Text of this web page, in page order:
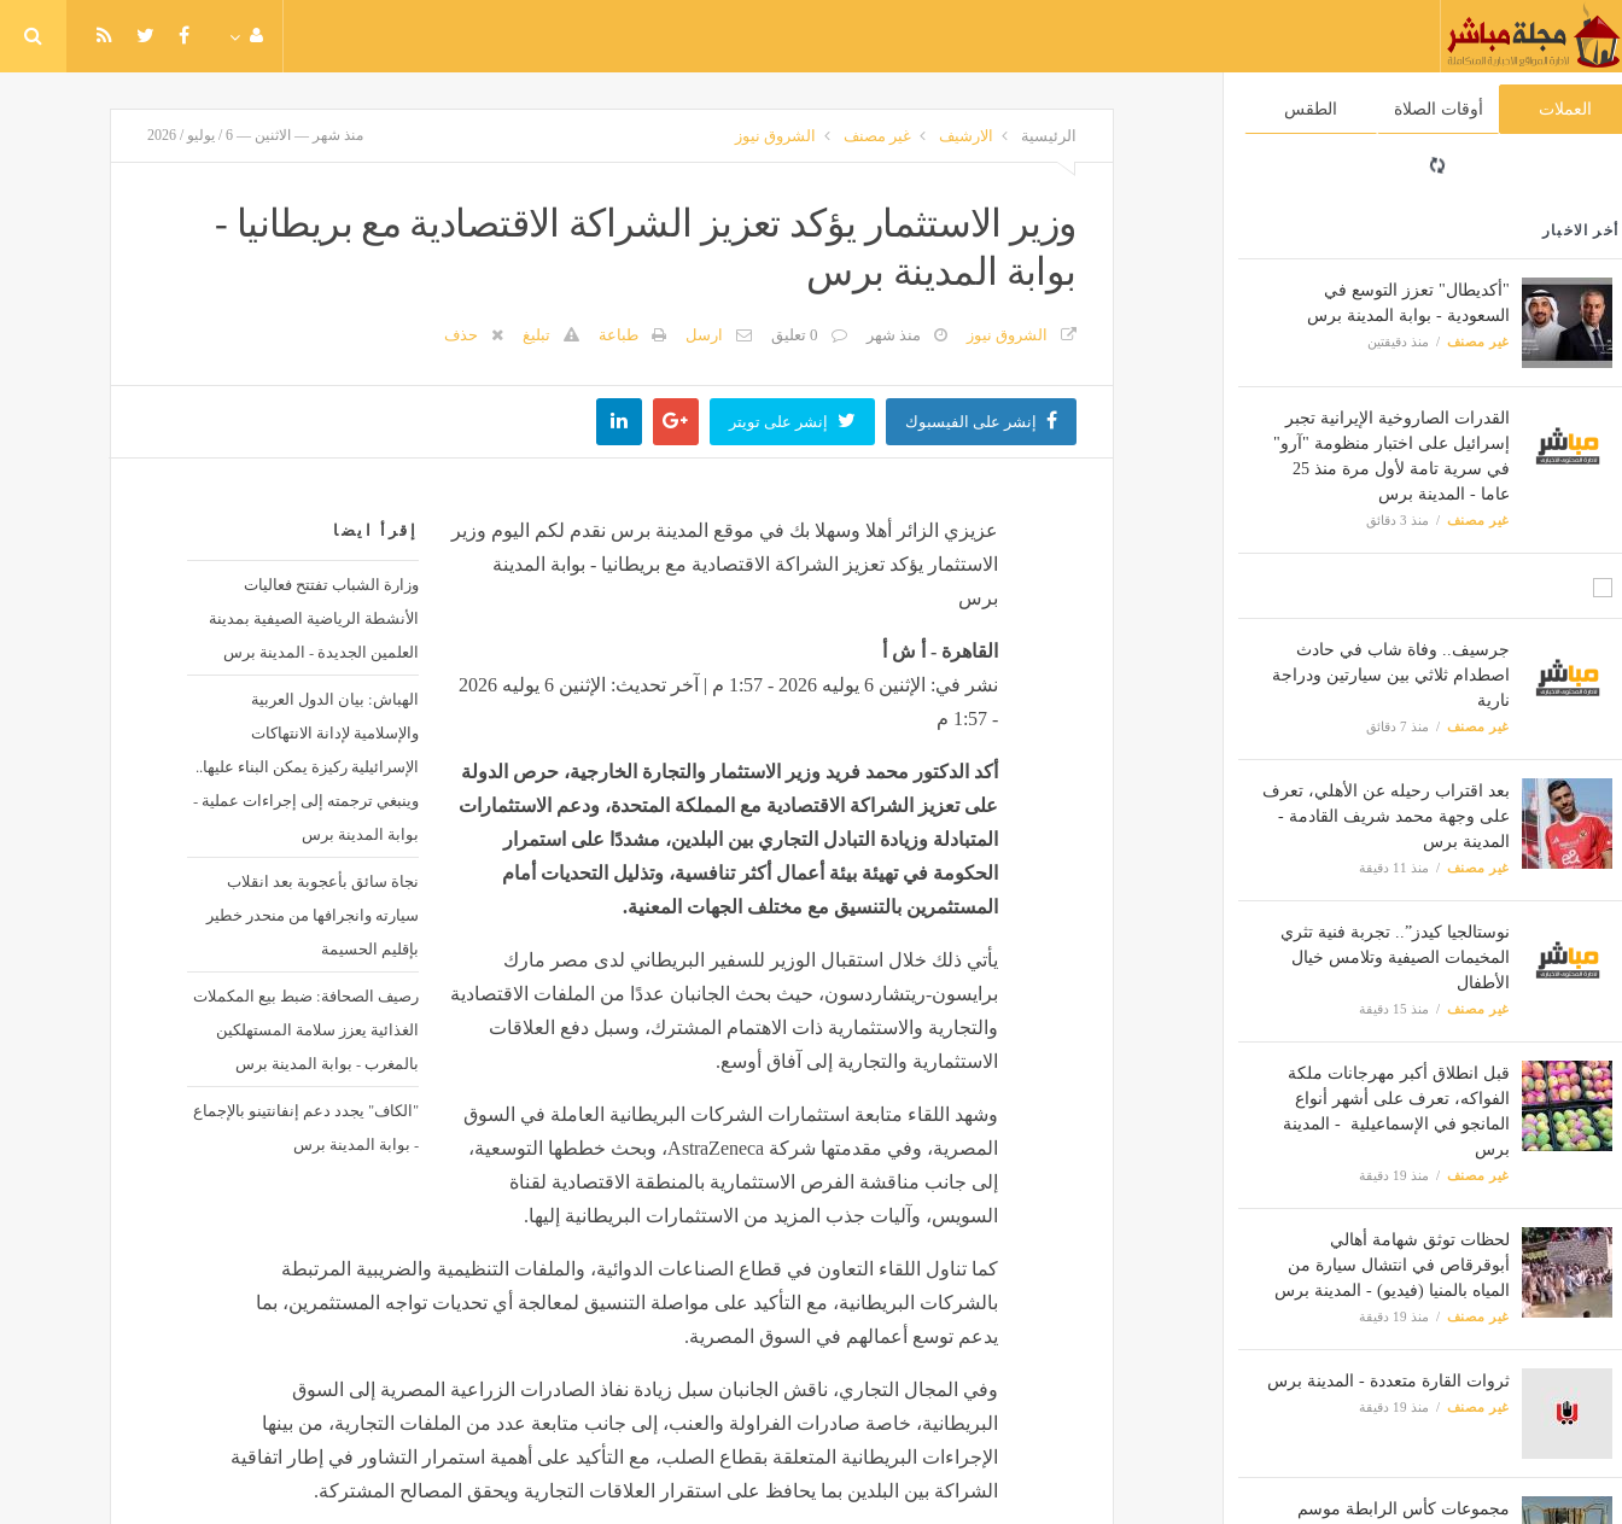
العملات أوقات الصلاة الطقس
أخر الاخبار
"أكديطال" تعزز التوسع في
السعودية - بوابة المدينة برس
غير مصنف منذ دقيقتين
القدرات الصاروخية الإيرانية تجبر
إسرائيل على اختبار منظومة "آرو"
في سرية تامة لأول مرة منذ 25
عاما - المدينة برس
غير مصنف منذ 3 دقائق
جرسيف.. وفاة شاب في حادث
اصطدام ثلاثي بين سيارتين ودراجة
نارية
غير مصنف منذ 7 دقائق
بعد اقتراب رحيله عن الأهلي، تعرف
على وجهة محمد شريف القادمة -
المدينة برس
غير مصنف منذ 11 دقيقة
نوستالجيا كيدز”.. تجربة فنية تثري
المخيمات الصيفية وتلامس خيال
الأطفال
غير مصنف منذ 15 دقيقة
قبل انطلاق أكبر مهرجانات ملكة
الفواكه، تعرف على أشهر أنواع
المانجو في الإسماعيلية - المدينة
برس
غير مصنف منذ 19 دقيقة
لحظات توثق شهامة أهالي
أبوقرقاص في انتشال سيارة من
المياه بالمنيا (فيديو) - المدينة برس
غير مصنف منذ 19 دقيقة
ثروات القارة متعددة - المدينة برس
غير مصنف منذ 19 دقيقة
مجموعات كأس الرابطة موسم
الرئيسية الارشيف غير مصنف الشروق نيوز منذ شهر — الاثنين — 6 / يوليو / 2026
وزير الاستثمار يؤكد تعزيز الشراكة الاقتصادية مع بريطانيا -
بوابة المدينة برس
الشروق نيوز منذ شهر 0 تعليق ارسل طباعة تبليغ حذف
إنشر على الفيسبوك إنشر على تويتر
إقرأ ايضا
وزارة الشباب تفتتح فعاليات
الأنشطة الرياضية الصيفية بمدينة
العلمين الجديدة - المدينة برس
الهباش: بيان الدول العربية
والإسلامية لإدانة الانتهاكات
الإسرائيلية ركيزة يمكن البناء عليها..
وينبغي ترجمته إلى إجراءات عملية -
بوابة المدينة برس
نجاة سائق بأعجوبة بعد انقلاب
سيارته وانجرافها من منحدر خطير
بإقليم الحسيمة
رصيف الصحافة: ضبط بيع المكملات
الغذائية يعزز سلامة المستهلكين
بالمغرب - بوابة المدينة برس
"الكاف" يجدد دعم إنفانتينو بالإجماع
- بوابة المدينة برس
عزيزي الزائر أهلا وسهلا بك في موقع المدينة برس نقدم لكم اليوم وزير
الاستثمار يؤكد تعزيز الشراكة الاقتصادية مع بريطانيا - بوابة المدينة
برس
القاهرة - أ ش أ
نشر في: الإثنين 6 يوليه 2026 - 1:57 م | آخر تحديث: الإثنين 6 يوليه 2026
- 1:57 م
أكد الدكتور محمد فريد وزير الاستثمار والتجارة الخارجية، حرص الدولة
على تعزيز الشراكة الاقتصادية مع المملكة المتحدة، ودعم الاستثمارات
المتبادلة وزيادة التبادل التجاري بين البلدين، مشددًا على استمرار
الحكومة في تهيئة بيئة أعمال أكثر تنافسية، وتذليل التحديات أمام
المستثمرين بالتنسيق مع مختلف الجهات المعنية.
يأتي ذلك خلال استقبال الوزير للسفير البريطاني لدى مصر مارك
برايسون-ريتشاردسون، حيث بحث الجانبان عددًا من الملفات الاقتصادية
والتجارية والاستثمارية ذات الاهتمام المشترك، وسبل دفع العلاقات
الاستثمارية والتجارية إلى آفاق أوسع.
وشهد اللقاء متابعة استثمارات الشركات البريطانية العاملة في السوق
المصرية، وفي مقدمتها شركة AstraZeneca، وبحث خططها التوسعية،
إلى جانب مناقشة الفرص الاستثمارية بالمنطقة الاقتصادية لقناة
السويس، وآليات جذب المزيد من الاستثمارات البريطانية إليها.
كما تناول اللقاء التعاون في قطاع الصناعات الدوائية، والملفات التنظيمية والضريبية المرتبطة
بالشركات البريطانية، مع التأكيد على مواصلة التنسيق لمعالجة أي تحديات تواجه المستثمرين، بما
يدعم توسع أعمالهم في السوق المصرية.
وفي المجال التجاري، ناقش الجانبان سبل زيادة نفاذ الصادرات الزراعية المصرية إلى السوق
البريطانية، خاصة صادرات الفراولة والعنب، إلى جانب متابعة عدد من الملفات التجارية، من بينها
الإجراءات البريطانية المتعلقة بقطاع الصلب، مع التأكيد على أهمية استمرار التشاور في إطار اتفاقية
الشراكة بين البلدين بما يحافظ على استقرار العلاقات التجارية ويحقق المصالح المشتركة.